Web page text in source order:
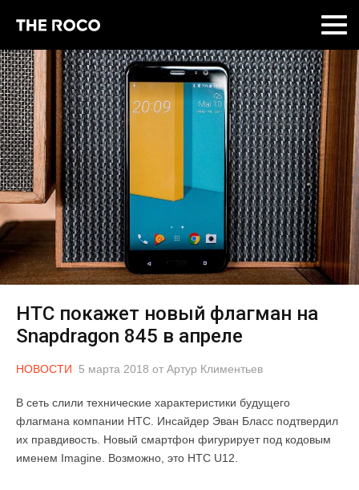
HTC покажет новый флагман на
Snapdragon 845 в апреле
НОВОСТИ 5 марта 2018 от Артур Климентьев
В сеть слили технические характеристики будущего
флагмана компании HTC. Инсайдер Эван Бласс подтвердил
их правдивость. Новый смартфон фигурирует под кодовым
именем Imagine. Возможно, это HTC U12.